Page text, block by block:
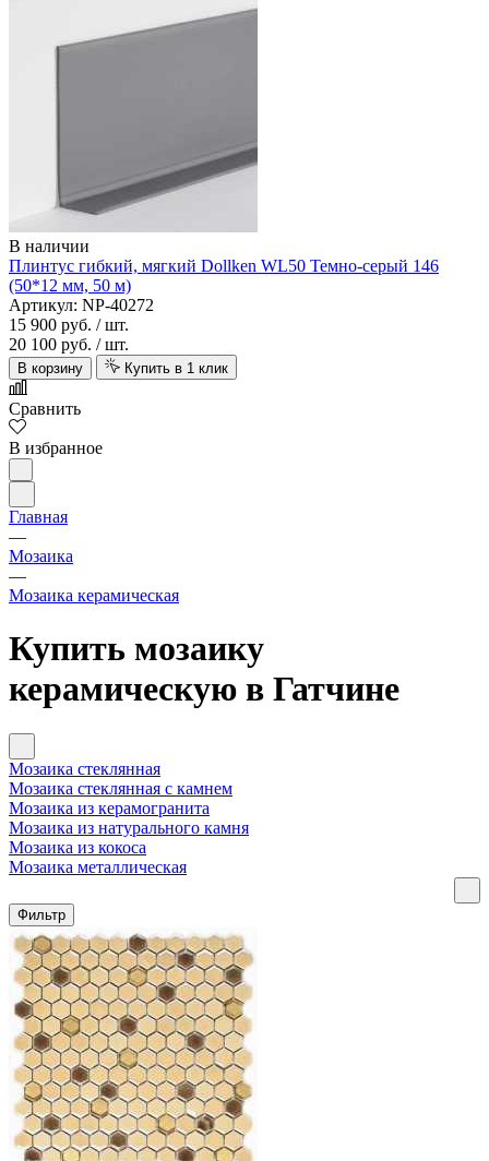
В наличии
Плинтус гибкий, мягкий Dollken WL50 Темно-серый 146
(50*12 мм, 50 м)
Артикул: NP-40272
15 900 руб. / шт.
20 100 руб. / шт.
В корзину Купить в 1 клик
Сравнить
В избранное
Главная
—
Мозаика
—
Мозаика керамическая
Купить мозаику
керамическую в Гатчине
Мозаика стеклянная
Мозаика стеклянная с камнем
Мозаика из керамогранита
Мозаика из натурального камня
Мозаика из кокоса
Мозаика металлическая
Фильтр